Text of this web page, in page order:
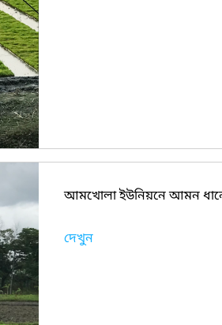
আমখোলা ইউনিয়নে আমন
দেখুন